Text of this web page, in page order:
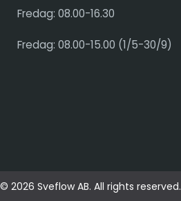
Fredag: 08.00-16.30
Fredag: 08.00-15.00 (1/5-30/9)
© 2026 Sveflow AB. All rights reserved.